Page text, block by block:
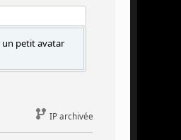
un petit avatar
IP archivée